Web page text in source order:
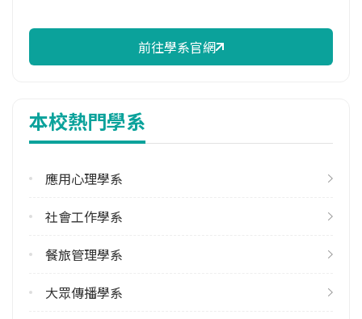
113學年度上學期
113學年度下學期
1
學系電話
新竹市香山區玄奘路48號
前往學系官網
本校熱門學系
應用心理學系
社會工作學系
餐旅管理學系
大眾傳播學系